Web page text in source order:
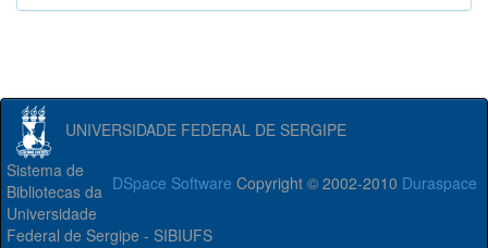
UNIVERSIDADE FEDERAL DE SERGIPE
DSpace Software Copyright © 2002-2010 Duraspace
Sistema de
Bibliotecas da
Universidade
Federal de Sergipe - SIBIUFS